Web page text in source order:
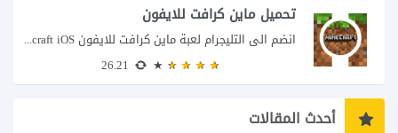
تحميل ماين كرافت للايفون
انضم الى التليجرام لعبة ماين كرافت للايفون Minecraft iOS تُعد لعبة Minecraft واحدة من...
أحدث المقالات